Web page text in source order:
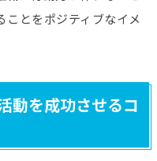
とをポジティブなイメ
動を成功させるコ